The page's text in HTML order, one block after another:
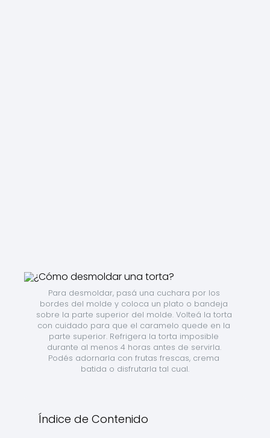
Para desmoldar, pasá una cuchara por los
bordes del molde y coloca un plato o bandeja
sobre la parte superior del molde. Volteá la torta
con cuidado para que el caramelo quede en la
parte superior. Refrigera la torta imposible
durante al menos 4 horas antes de servirla.
Podés adornarla con frutas frescas, crema
batida o disfrutarla tal cual.
Índice de Contenido